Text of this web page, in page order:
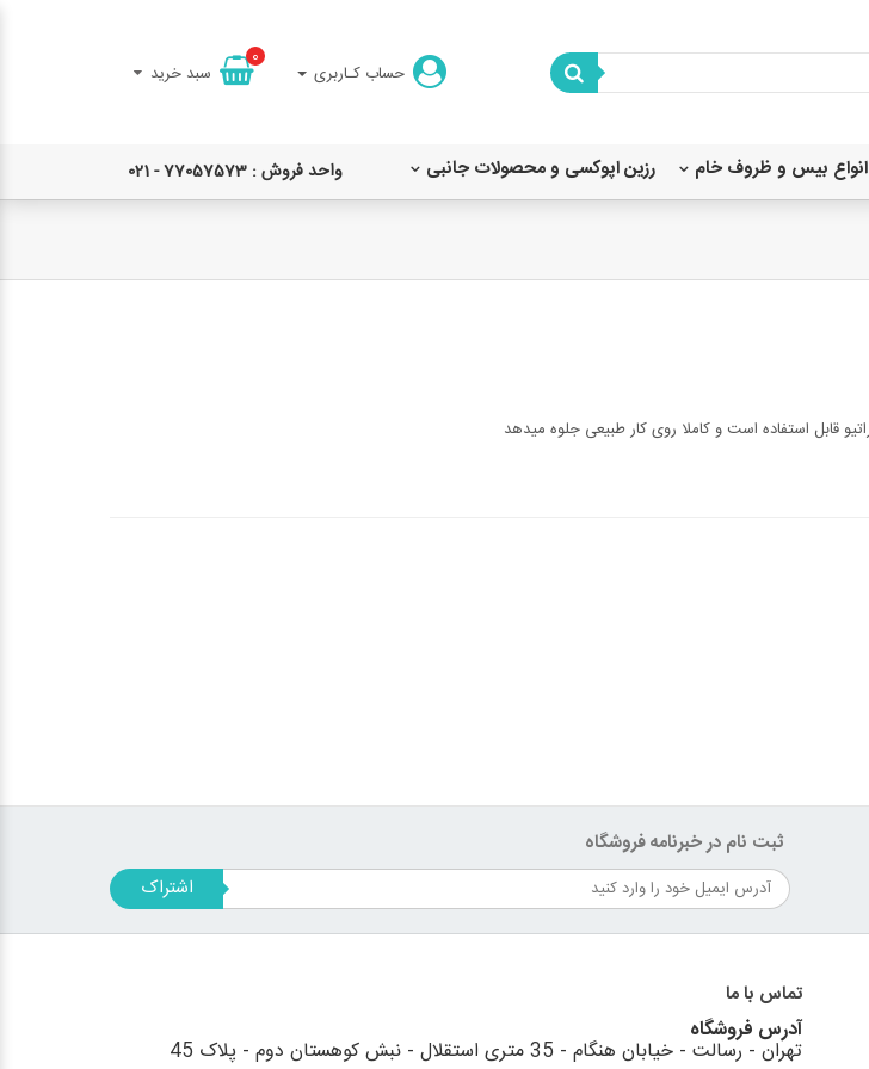
حساب کـاربری سبد خرید
0
انواع بیس و ظروف خام رزین اپوکسی و محصولات جانبی واحد فروش : 77057573 - 021
ثبت نام در خبرنامه فروشگاه
اشتراک
تماس با ما
آدرس فروشگاه
تهران - رسالت - خیابان هنگام - 35 متری استقلال - نبش کوهستان دوم - پلاک 45